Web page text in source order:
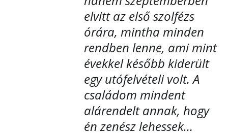
elvitt az első szolfézs
órára, mintha minden
rendben lenne, ami mint
évekkel később kiderült
egy utófelvételi volt. A
családom mindent
alárendelt annak, hogy
én zenész lehessek…